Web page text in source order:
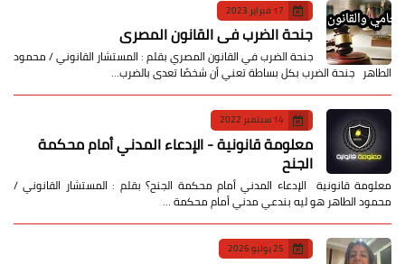
17 فبراير 2023
جنحة الضرب في القانون المصري
جنحة الضرب في القانون المصري بقلم : المستشار القانوني / محمود
الطاهر جنحة الضرب بكل بساطة تعني أن شخصًا تعدى بالضرب…
14 سبتمبر 2022
معلومة قانونية - الإدعاء المدني أمام محكمة
الجنح
معلومة قانونية الإدعاء المدني أمام محكمة الجنح؟ بقلم : المستشار القانوني /
محمود الطاهر هو ليه بندعي مدني أمام محكمة …
25 يوليو 2026